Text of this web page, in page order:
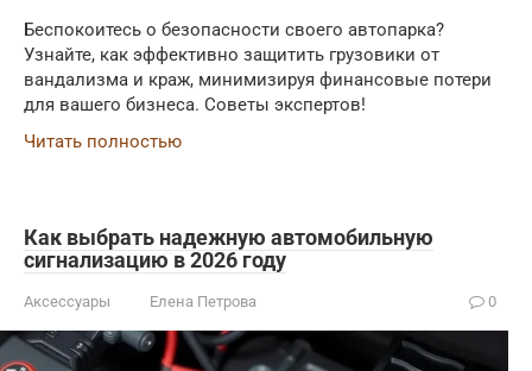
Беспокоитесь о безопасности своего автопарка?
Узнайте, как эффективно защитить грузовики от
вандализма и краж, минимизируя финансовые потери
для вашего бизнеса. Советы экспертов!
Читать полностью
Как выбрать надежную автомобильную
сигнализацию в 2026 году
Аксессуары Елена Петрова 0